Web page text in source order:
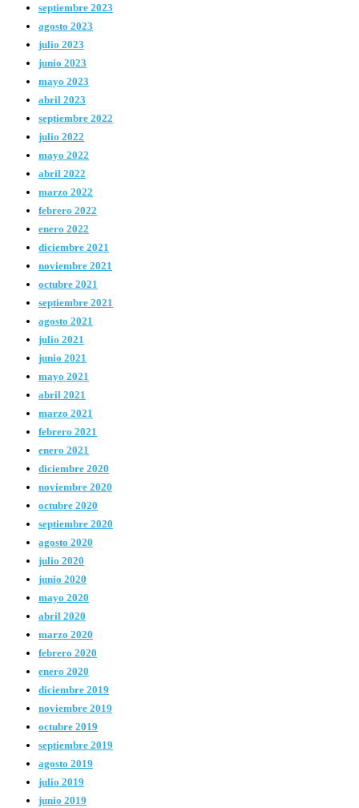
septiembre 2023
agosto 2023
julio 2023
junio 2023
mayo 2023
abril 2023
septiembre 2022
julio 2022
mayo 2022
abril 2022
marzo 2022
febrero 2022
enero 2022
diciembre 2021
noviembre 2021
octubre 2021
septiembre 2021
agosto 2021
julio 2021
junio 2021
mayo 2021
abril 2021
marzo 2021
febrero 2021
enero 2021
diciembre 2020
noviembre 2020
octubre 2020
septiembre 2020
agosto 2020
julio 2020
junio 2020
mayo 2020
abril 2020
marzo 2020
febrero 2020
enero 2020
diciembre 2019
noviembre 2019
octubre 2019
septiembre 2019
agosto 2019
julio 2019
junio 2019